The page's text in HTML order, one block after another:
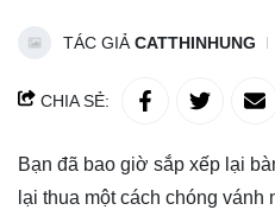
TÁC GIẢCATTHINHUNG
CHIA SẺ:
Bạn đã bao giờ sắp xếp lại
lại thua một cách chóng